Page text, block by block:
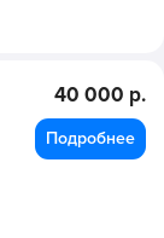
40 000 р.
Подробнее